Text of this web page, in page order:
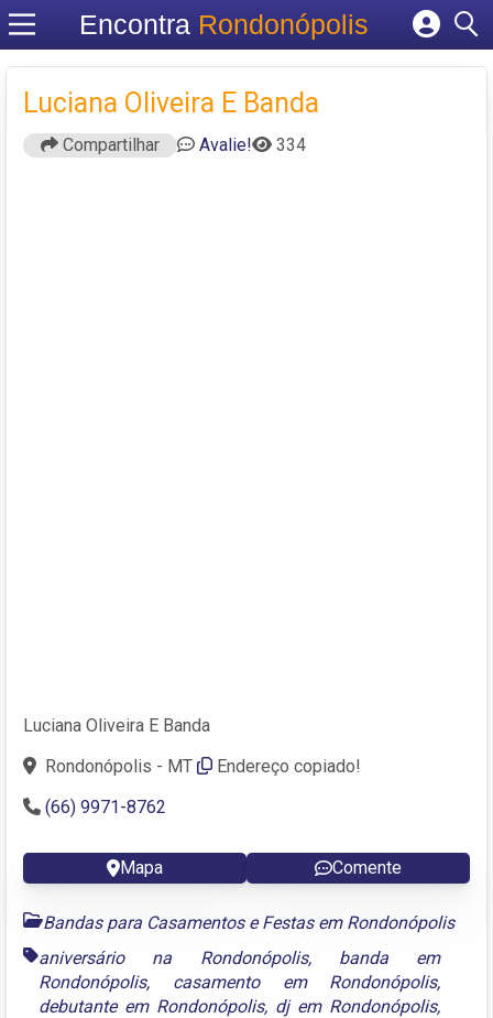
Encontra Rondonópolis
Cadastrar empresa
Criar conta
Luciana Oliveira E Banda
Compartilhar Avalie! 334
Luciana Oliveira E Banda
Rondonópolis - MT
Endereço copiado!
(66) 9971-8762
Mapa Comente
Bandas para Casamentos e Festas em Rondonópolis
aniversário na Rondonópolis, banda em
Rondonópolis, casamento em Rondonópolis,
debutante em Rondonópolis, dj em Rondonópolis,